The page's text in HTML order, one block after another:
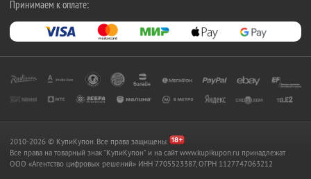
Принимаем к оплате:
2010-2026 © КупиКупон. Все права защищены.
Все права на товарный знак "КупиКупон" и на сайт www.kupikupon.ru принадлежат
OOO «Агентство цифровых решений» ИНН 7705523387, ОГРН 1127747063212